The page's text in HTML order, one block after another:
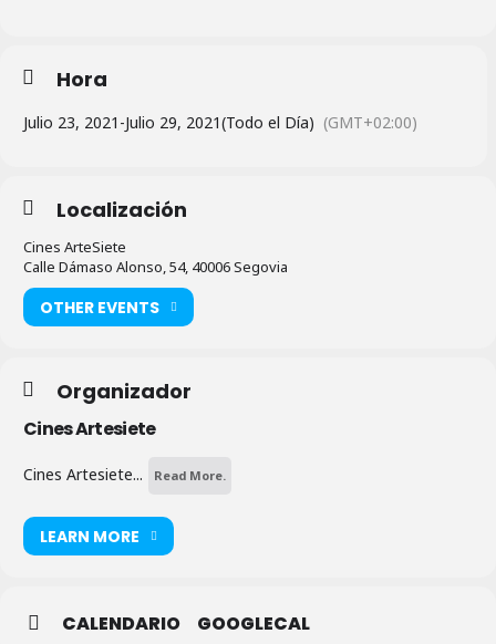
Hora
Julio 23, 2021 -Julio 29, 2021(Todo el Día) (GMT+02:00)
Localización
Cines ArteSiete
Calle Dámaso Alonso, 54, 40006 Segovia
OTHER EVENTS
Organizador
Cines Artesiete
Cines Artesiete... Read More.
LEARN MORE
CALENDARIO GOOGLECAL